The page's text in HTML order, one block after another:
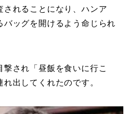
されることになり、ハンア
バッグを開けるよう命じられ
され「昼飯を食いに行こ
出してくれたのです。